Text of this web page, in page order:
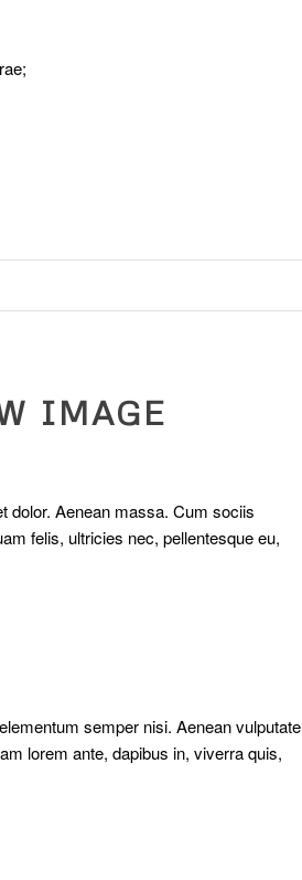
IMAGE
dolor. Aenean massa. Cum sociis
felis, ultricies nec, pellentesque eu,
semper nisi. Aenean vulputate
lorem ante, dapibus in, viverra quis,